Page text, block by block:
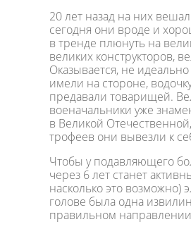
20 лет назад на них
сегодня они вроде и
в тренде плюнуть на
великих конструкторов,
Оказывается, не
имели на стороне,
предавали товарищей.
военачальники уже
в Великой
трофеев они вывезли к
Чтобы у подавляющего
через 6 лет станет
насколько это возможно)
голове была одна
правильном